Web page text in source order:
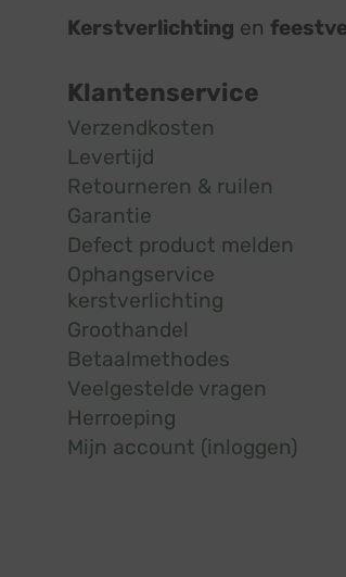
Kerstverlichting en
Klantenservice
Verzendkosten
Levertijd
Retourneren & ruilen
Garantie
Defect product melden
Ophangservice
kerstverlichting
Groothandel
Betaalmethodes
Veelgestelde vragen
Herroeping
Mijn account (inloggen)